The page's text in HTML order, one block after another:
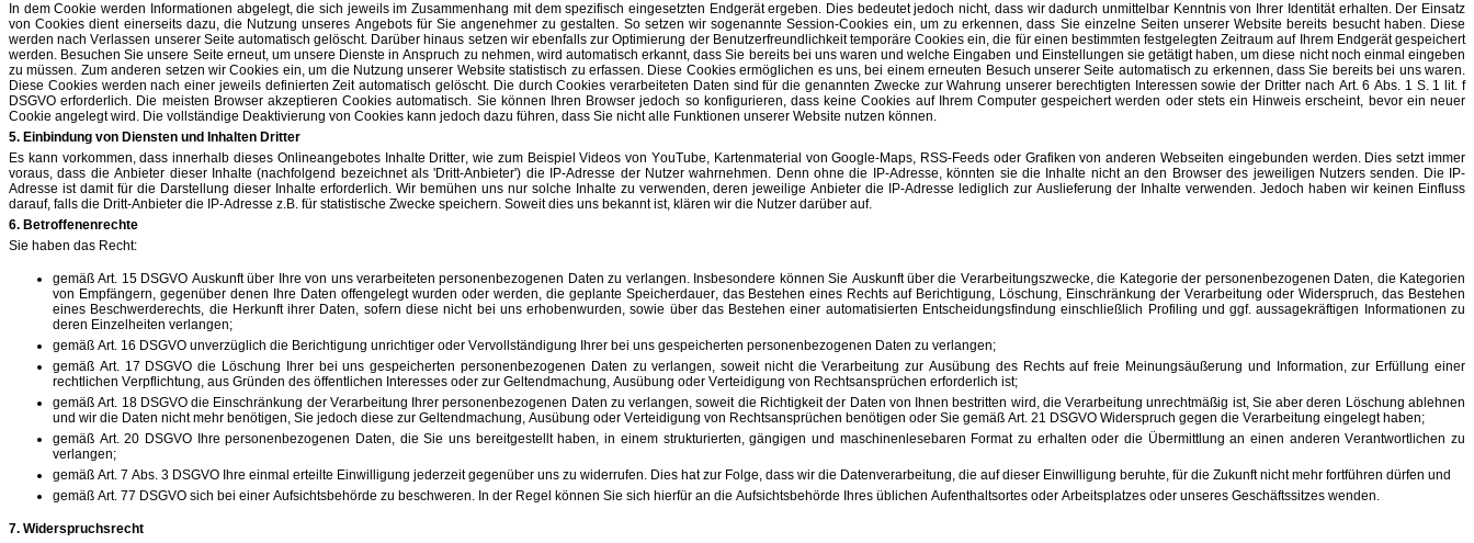
In dem Cookie werden Informationen abgelegt, die sich jeweils im Zusammenhang mit dem spezifisch eingesetzten Endgerät ergeben. Dies bedeutet jedoch nicht, dass wir dadurch unmittelbar Kenntnis von Ihrer Identität erhalten. Der Einsatz
von Cookies dient einerseits dazu, die Nutzung unseres Angebots für Sie angenehmer zu gestalten. So setzen wir sogenannte Session-Cookies ein, um zu erkennen, dass Sie einzelne Seiten unserer Website bereits besucht haben. Diese
werden nach Verlassen unserer Seite automatisch gelöscht. Darüber hinaus setzen wir ebenfalls zur Optimierung der Benutzerfreundlichkeit temporäre Cookies ein, die für einen bestimmten festgelegten Zeitraum auf Ihrem Endgerät gespeichert
werden. Besuchen Sie unsere Seite erneut, um unsere Dienste in Anspruch zu nehmen, wird automatisch erkannt, dass Sie bereits bei uns waren und welche Eingaben und Einstellungen sie getätigt haben, um diese nicht noch einmal eingeben
zu müssen. Zum anderen setzen wir Cookies ein, um die Nutzung unserer Website statistisch zu erfassen. Diese Cookies ermöglichen es uns, bei einem erneuten Besuch unserer Seite automatisch zu erkennen, dass Sie bereits bei uns waren.
Diese Cookies werden nach einer jeweils definierten Zeit automatisch gelöscht. Die durch Cookies verarbeiteten Daten sind für die genannten Zwecke zur Wahrung unserer berechtigten Interessen sowie der Dritter nach Art. 6 Abs. 1 S. 1 lit. f
DSGVO erforderlich. Die meisten Browser akzeptieren Cookies automatisch. Sie können Ihren Browser jedoch so konfigurieren, dass keine Cookies auf Ihrem Computer gespeichert werden oder stets ein Hinweis erscheint, bevor ein neuer
Cookie angelegt wird. Die vollständige Deaktivierung von Cookies kann jedoch dazu führen, dass Sie nicht alle Funktionen unserer Website nutzen können.
5. Einbindung von Diensten und Inhalten Dritter
Es kann vorkommen, dass innerhalb dieses Onlineangebotes Inhalte Dritter, wie zum Beispiel Videos von YouTube, Kartenmaterial von Google-Maps, RSS-Feeds oder Grafiken von anderen Webseiten eingebunden werden. Dies setzt immer
voraus, dass die Anbieter dieser Inhalte (nachfolgend bezeichnet als 'Dritt-Anbieter') die IP-Adresse der Nutzer wahrnehmen. Denn ohne die IP-Adresse, könnten sie die Inhalte nicht an den Browser des jeweiligen Nutzers senden. Die IP-
Adresse ist damit für die Darstellung dieser Inhalte erforderlich. Wir bemühen uns nur solche Inhalte zu verwenden, deren jeweilige Anbieter die IP-Adresse lediglich zur Auslieferung der Inhalte verwenden. Jedoch haben wir keinen Einfluss
darauf, falls die Dritt-Anbieter die IP-Adresse z.B. für statistische Zwecke speichern. Soweit dies uns bekannt ist, klären wir die Nutzer darüber auf.
6. Betroffenenrechte
Sie haben das Recht:
gemäß Art. 15 DSGVO Auskunft über Ihre von uns verarbeiteten personenbezogenen Daten zu verlangen. Insbesondere können Sie Auskunft über die Verarbeitungszwecke, die Kategorie der personenbezogenen Daten, die Kategorien
von Empfängern, gegenüber denen Ihre Daten offengelegt wurden oder werden, die geplante Speicherdauer, das Bestehen eines Rechts auf Berichtigung, Löschung, Einschränkung der Verarbeitung oder Widerspruch, das Bestehen
eines Beschwerderechts, die Herkunft ihrer Daten, sofern diese nicht bei uns erhobenwurden, sowie über das Bestehen einer automatisierten Entscheidungsfindung einschließlich Profiling und ggf. aussagekräftigen Informationen zu
deren Einzelheiten verlangen;
gemäß Art. 16 DSGVO unverzüglich die Berichtigung unrichtiger oder Vervollständigung Ihrer bei uns gespeicherten personenbezogenen Daten zu verlangen;
gemäß Art. 17 DSGVO die Löschung Ihrer bei uns gespeicherten personenbezogenen Daten zu verlangen, soweit nicht die Verarbeitung zur Ausübung des Rechts auf freie Meinungsäußerung und Information, zur Erfüllung einer
rechtlichen Verpflichtung, aus Gründen des öffentlichen Interesses oder zur Geltendmachung, Ausübung oder Verteidigung von Rechtsansprüchen erforderlich ist;
gemäß Art. 18 DSGVO die Einschränkung der Verarbeitung Ihrer personenbezogenen Daten zu verlangen, soweit die Richtigkeit der Daten von Ihnen bestritten wird, die Verarbeitung unrechtmäßig ist, Sie aber deren Löschung ablehnen
und wir die Daten nicht mehr benötigen, Sie jedoch diese zur Geltendmachung, Ausübung oder Verteidigung von Rechtsansprüchen benötigen oder Sie gemäß Art. 21 DSGVO Widerspruch gegen die Verarbeitung eingelegt haben;
gemäß Art. 20 DSGVO Ihre personenbezogenen Daten, die Sie uns bereitgestellt haben, in einem strukturierten, gängigen und maschinenlesebaren Format zu erhalten oder die Übermittlung an einen anderen Verantwortlichen zu
verlangen;
gemäß Art. 7 Abs. 3 DSGVO Ihre einmal erteilte Einwilligung jederzeit gegenüber uns zu widerrufen. Dies hat zur Folge, dass wir die Datenverarbeitung, die auf dieser Einwilligung beruhte, für die Zukunft nicht mehr fortführen dürfen und
gemäß Art. 77 DSGVO sich bei einer Aufsichtsbehörde zu beschweren. In der Regel können Sie sich hierfür an die Aufsichtsbehörde Ihres üblichen Aufenthaltsortes oder Arbeitsplatzes oder unseres Geschäftssitzes wenden.
7. Widerspruchsrecht